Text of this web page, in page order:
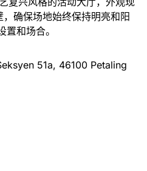
确保场地始终保持明亮和阳
和场合。
51a, 46100 Petaling